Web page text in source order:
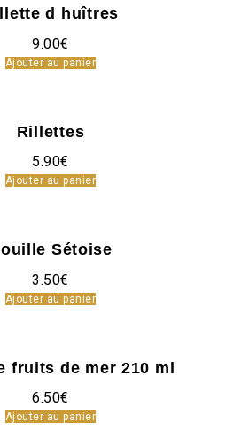
d huîtres
9.00€
Ajouter au panier
Rillettes
5.90€
Ajouter au panier
Sétoise
3.50€
Ajouter au panier
fruits de mer 210 ml
6.50€
Ajouter au panier